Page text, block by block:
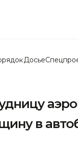
Досье
в